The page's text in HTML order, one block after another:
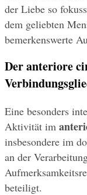
der Liebe so
dem geliebten
bemerkenswerte
Der anteriore
Eine besonders
Aktivität im
insbesondere im
an der
beteiligt.